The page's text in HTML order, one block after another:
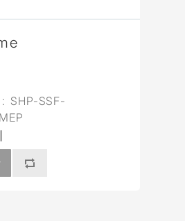
SHP-SSF-